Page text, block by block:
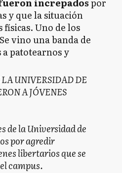
increpadospor
y que la situación
Uno de los
vino una banda de
a patotearnos y
LA UNIVERSIDAD DE
A JÓVENES
de la Universidad de
por agredir
libertarios que se
campus.